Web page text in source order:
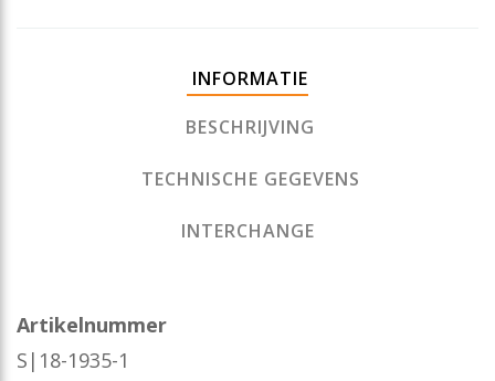
INFORMATIE
BESCHRIJVING
TECHNISCHE GEGEVENS
INTERCHANGE
Artikelnummer
S|18-1935-1